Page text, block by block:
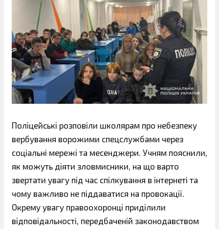
Поліцейські розповіли школярам про небезпеку
вербування ворожими спецслужбами через
соціальні мережі та месенджери. Учням пояснили,
як можуть діяти зловмисники, на що варто
звертати увагу під час спілкування в інтернеті та
чому важливо не піддаватися на провокації.
Окрему увагу правоохоронці приділили
відповідальності, передбаченій законодавством